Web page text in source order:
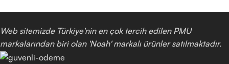
Web sitemizde Türkiye'nin en çok tercih edilen PMU
markalarından biri olan 'Noah' markalı ürünler satılmaktadır.